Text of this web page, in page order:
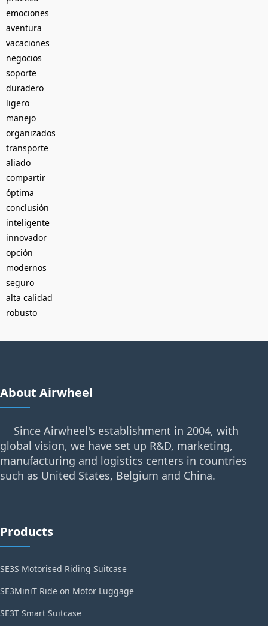
emociones
aventura
vacaciones
negocios
soporte
duradero
ligero
manejo
organizados
transporte
aliado
compartir
óptima
conclusión
inteligente
innovador
opción
modernos
seguro
alta calidad
robusto
About Airwheel
Since Airwheel's establishment in 2004, with
global vision, we have set up R&D, marketing,
manufacturing and logistics centers in countries
such as United States, Belgium and China.
Products
SE3S Motorised Riding Suitcase
SE3MiniT Ride on Motor Luggage
SE3T Smart Suitcase